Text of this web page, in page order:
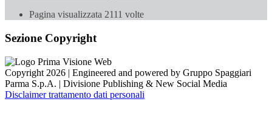
Pagina visualizzata 2111 volte
Sezione Copyright
Copyright 2026 | Engineered and powered by Gruppo Spaggiari
Parma S.p.A. | Divisione Publishing & New Social Media
Disclaimer trattamento dati personali